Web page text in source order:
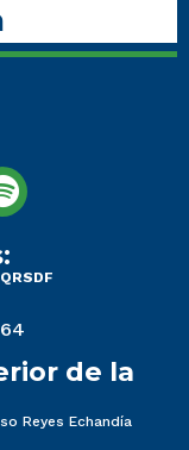
de la
Reyes Echandía